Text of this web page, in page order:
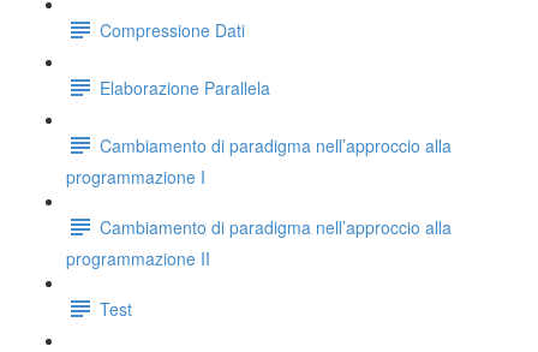
Compressione Dati
Elaborazione Parallela
Cambiamento di paradigma nell’approccio alla
programmazione I
Cambiamento di paradigma nell’approccio alla
programmazione II
Test